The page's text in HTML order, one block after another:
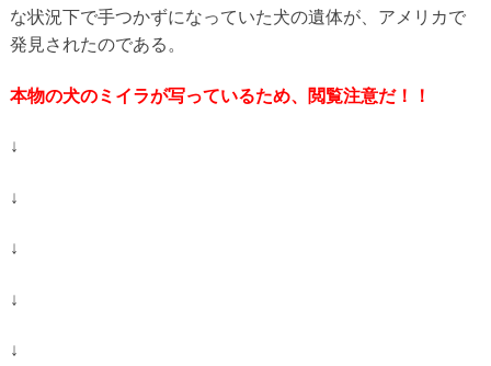
な状況下で手つかずになっていた犬の遺体が、アメリカで
発見されたのである。
本物の犬のミイラが写っているため、閲覧注意だ！！
↓
↓
↓
↓
↓